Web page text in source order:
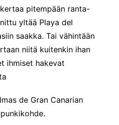
pitempään ranta-
yltää Playa del
saakka. Tai vähintään
niitä kuitenkin ihan
ihmiset hakevat
de Gran Canarian